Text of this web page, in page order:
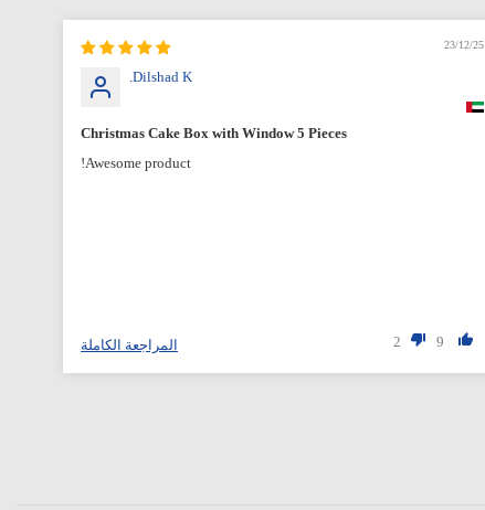
23/12/25
Dilshad K.
Christmas Cake Box with Window 5 Pieces
Awesome product!
9
2 المراجعة الكاملة